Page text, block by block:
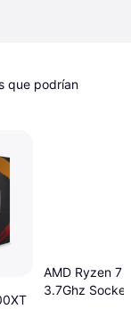
que podrían
AMD Ryzen 7
3.7Ghz